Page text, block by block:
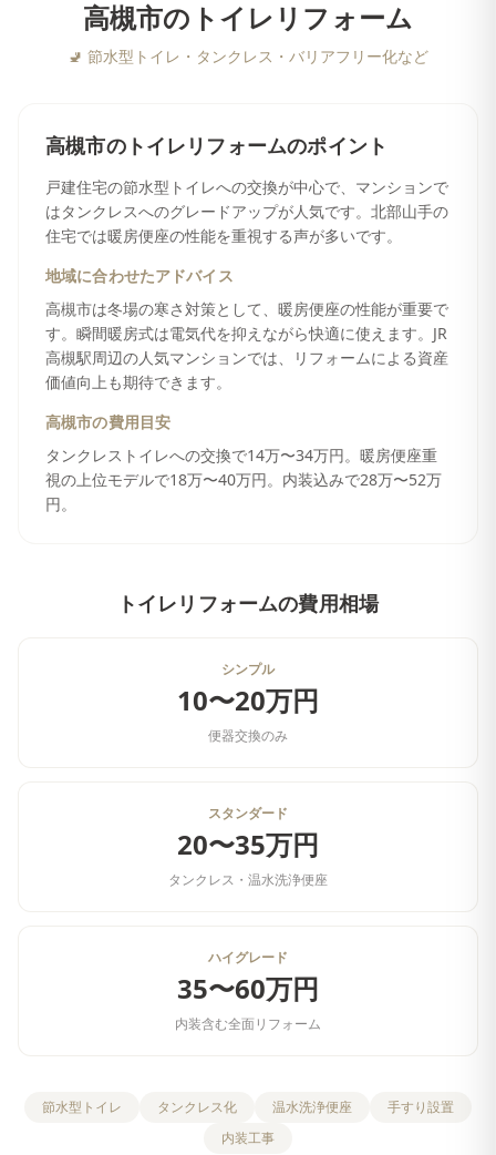
高槻市の トイレリフォーム
🚽 節水型トイレ・タンクレス・バリアフリー化など
高槻市のトイレリフォームのポイント
戸建住宅の節水型トイレへの交換が中心で、マンションで
はタンクレスへのグレードアップが人気です。北部山手の
住宅では暖房便座の性能を重視する声が多いです。
地域に合わせたアドバイス
高槻市は冬場の寒さ対策として、暖房便座の性能が重要で
す。瞬間暖房式は電気代を抑えながら快適に使えます。JR
高槻駅周辺の人気マンションでは、リフォームによる資産
価値向上も期待できます。
高槻市の費用目安
タンクレストイレへの交換で14万〜34万円。暖房便座重
視の上位モデルで18万〜40万円。内装込みで28万〜52万
円。
トイレリフォームの費用相場
シンプル
10〜20万円
便器交換のみ
スタンダード
20〜35万円
タンクレス・温水洗浄便座
ハイグレード
35〜60万円
内装含む全面リフォーム
節水型トイレ タンクレス化 温水洗浄便座
手すり設置
内装工事